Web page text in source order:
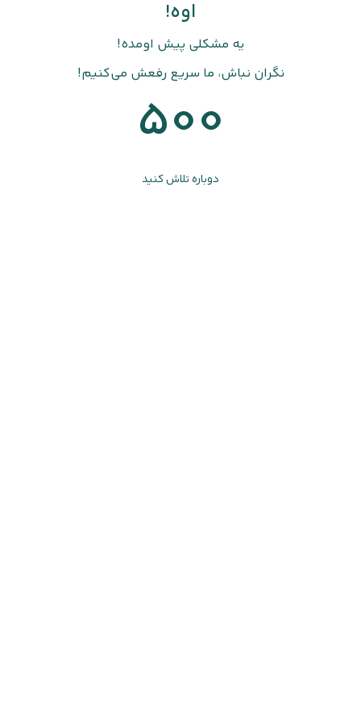
اوه!
یه مشکلی پیش اومده!
نگران نباش، ما سریع رفعش می‌کنیم!
500
دوباره تلاش کنید